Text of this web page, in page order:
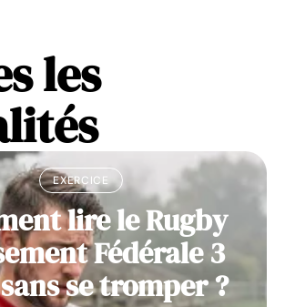
les
EXERCICE
lire le Rugby
Fédérale 3
se tromper ?